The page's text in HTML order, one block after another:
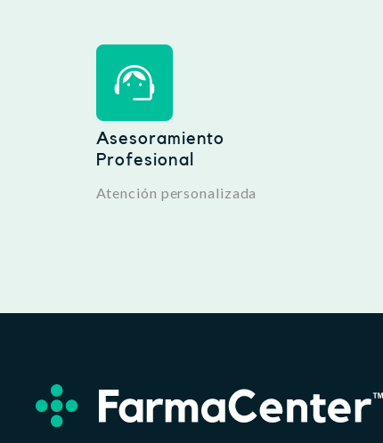
Asesoramiento
Profesional
Atención personalizada